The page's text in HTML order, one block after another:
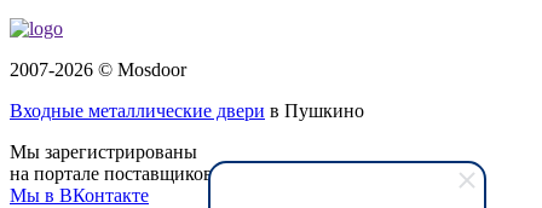
2007-2026 © Mosdoor
Входные металлические двери в Пушкино
Мы зарегистрированы
на портале поставщиков
Мы в ВКонтакте